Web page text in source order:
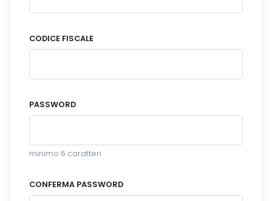
CODICE FISCALE
PASSWORD
minimo 6 caratteri
CONFERMA PASSWORD